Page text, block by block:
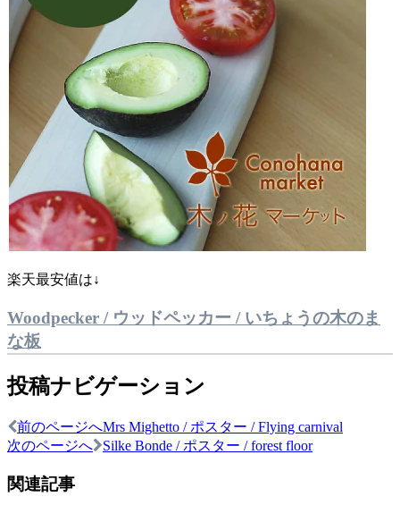
楽天最安値は↓
Woodpecker / ウッドペッカー / いちょうの木のま
な板
投稿ナビゲーション
前のページへMrs Mighetto / ポスター / Flying carnival
次のページへ
Silke Bonde / ポスター / forest floor
関連記事